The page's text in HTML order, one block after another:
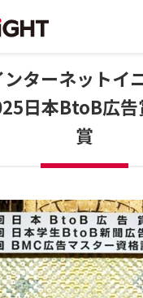
ターネットイ
日本BtoB広告
賞